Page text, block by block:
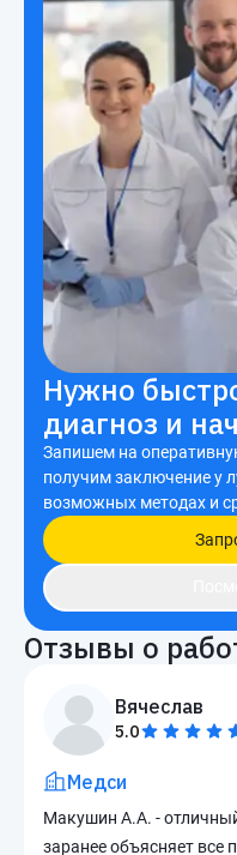
Нужно
диагноз и
Запишем на
получим заключение у
возможных методах и
Отзывы о
Вячеслав
5.0
Медси
Макушин А.А. -
заранее объясняет